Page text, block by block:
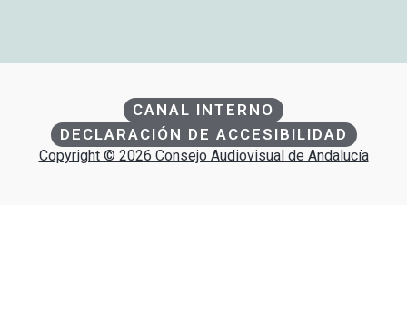
CANAL INTERNO
DECLARACIÓN DE ACCESIBILIDAD
Copyright © 2026 Consejo Audiovisual de Andalucía